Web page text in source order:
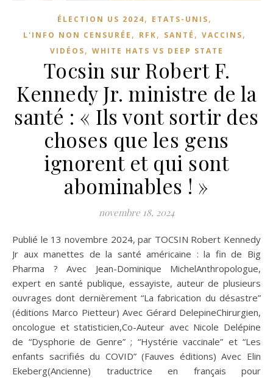
ÉLECTION US 2024, ETATS-UNIS,
L'INFO NON CENSURÉE , RFK, SANTÉ , VACCINS,
VIDÉOS, WHITE HATS VS DEEP STATE
Tocsin sur Robert F.
Kennedy Jr. ministre de la
santé : « Ils vont sortir des
choses que les gens
ignorent et qui sont
abominables ! »
novembre 18, 2024
Publié le 13 novembre 2024, par TOCSIN Robert Kennedy
Jr aux manettes de la santé américaine : la fin de Big
Pharma ? Avec Jean-Dominique Michel‬Anthropologue,
expert en santé publique, essayiste, auteur de plusieurs
ouvrages dont dernièrement “La fabrication du désastre”
(éditions Marco Pietteur) Avec Gérard DelepineChirurgien,
oncologue et statisticien,Co-Auteur avec Nicole Delépine
de “Dysphorie de Genre” ; “Hystérie vaccinale” et “Les
enfants sacrifiés du COVID” (Fauves éditions) Avec Elin
Ekeberg(Ancienne) traductrice en français pour